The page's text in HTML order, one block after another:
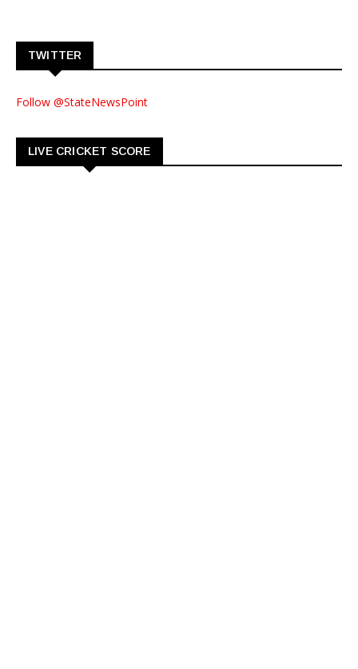
TWITTER
Follow @StateNewsPoint
LIVE CRICKET SCORE